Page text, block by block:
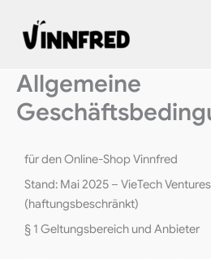
Inhalt
springen
Allgemeine
für den Online-Shop Vinnfred
Stand: Mai 2025 – VieTech
(haftungsbeschränkt)
§ 1 Geltungsbereich und Anbieter